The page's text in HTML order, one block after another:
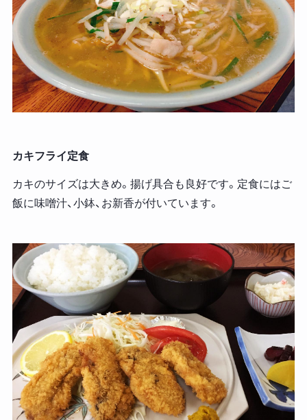
カキフライ定食
カキのサイズは大きめ。揚げ具合も良好です。定食にはご
飯に味噌汁、小鉢、お新香が付いています。